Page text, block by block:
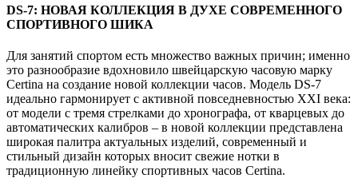
DS-7: НОВАЯ КОЛЛЕКЦИЯ В ДУХЕ СОВРЕМЕННОГО
СПОРТИВНОГО ШИКА
Для занятий спортом есть множество важных причин; именно
это разнообразие вдохновило швейцарскую часовую марку
Certina на создание новой коллекции часов. Модель DS-7
идеально гармонирует с активной повседневностью XXI века:
от модели с тремя стрелками до хронографа, от кварцевых до
автоматических калибров – в новой коллекции представлена
широкая палитра актуальных изделий, современный и
стильный дизайн которых вносит свежие нотки в
традиционную линейку спортивных часов Certina.